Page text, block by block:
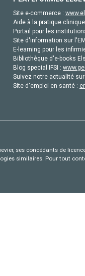
Site e-commerce :
Aide à la pratique
Portail pour les
Site d'information sur
E-learning pour les
Bibliothèque d'e-books
Blog special IFSI :
Suivez notre actualité
Site d'emploi en santé :
ses concédants de
similaires. Pour tout